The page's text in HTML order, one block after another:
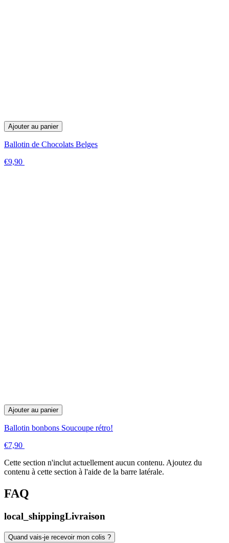
Ajouter au panier
Ballotin de Chocolats Belges
€9,90
Ajouter au panier
Ballotin bonbons Soucoupe rétro!
€7,90
Cette section n'inclut actuellement aucun contenu. Ajoutez du
contenu à cette section à l'aide de la barre latérale.
FAQ
local_shippingLivraison
Quand vais-je recevoir mon colis ?